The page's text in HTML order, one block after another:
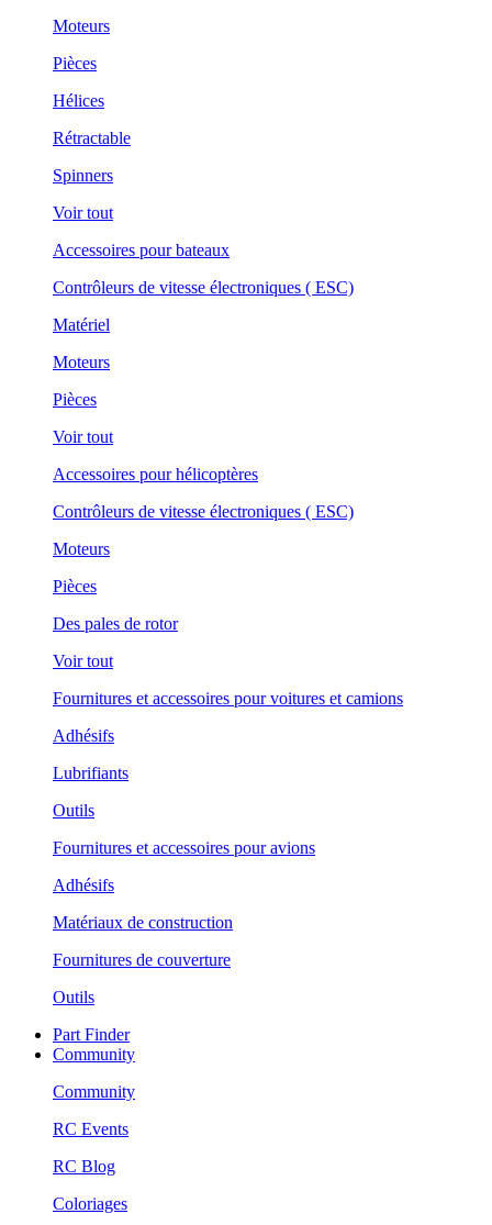
Moteurs
Pièces
Hélices
Rétractable
Spinners
Voir tout
Accessoires pour bateaux
Contrôleurs de vitesse électroniques ( ESC)
Matériel
Moteurs
Pièces
Voir tout
Accessoires pour hélicoptères
Contrôleurs de vitesse électroniques ( ESC)
Moteurs
Pièces
Des pales de rotor
Voir tout
Fournitures et accessoires pour voitures et camions
Adhésifs
Lubrifiants
Outils
Fournitures et accessoires pour avions
Adhésifs
Matériaux de construction
Fournitures de couverture
Outils
Part Finder
Community
Community
RC Events
RC Blog
Coloriages